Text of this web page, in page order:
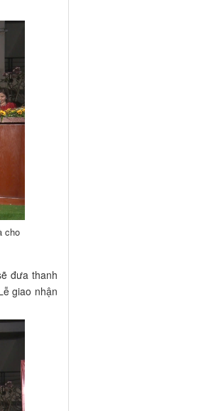
cho
đưa thanh
giao nhận